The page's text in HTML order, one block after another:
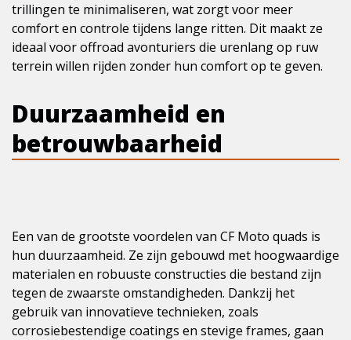
trillingen te minimaliseren, wat zorgt voor meer
comfort en controle tijdens lange ritten. Dit maakt ze
ideaal voor offroad avonturiers die urenlang op ruw
terrein willen rijden zonder hun comfort op te geven.
Duurzaamheid en
betrouwbaarheid
Een van de grootste voordelen van CF Moto quads is
hun duurzaamheid. Ze zijn gebouwd met hoogwaardige
materialen en robuuste constructies die bestand zijn
tegen de zwaarste omstandigheden. Dankzij het
gebruik van innovatieve technieken, zoals
corrosiebestendige coatings en stevige frames, gaan